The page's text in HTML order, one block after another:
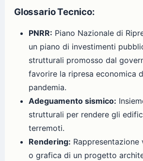
Glossario Tecnico:
PNRR: Piano Nazionale di
un piano di investimenti
strutturali promosso dal
favorire la ripresa economica
pandemia.
Adeguamento sismico:
strutturali per rendere gli
terremoti.
Rendering:
o grafica di un progetto